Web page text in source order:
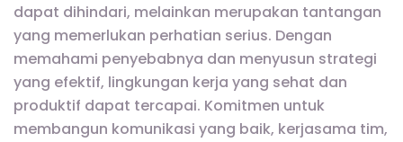
dapat dihindari, melainkan merupakan tantangan
yang memerlukan perhatian serius. Dengan
memahami penyebabnya dan menyusun strategi
yang efektif, lingkungan kerja yang sehat dan
produktif dapat tercapai. Komitmen untuk
membangun komunikasi yang baik, kerjasama tim,